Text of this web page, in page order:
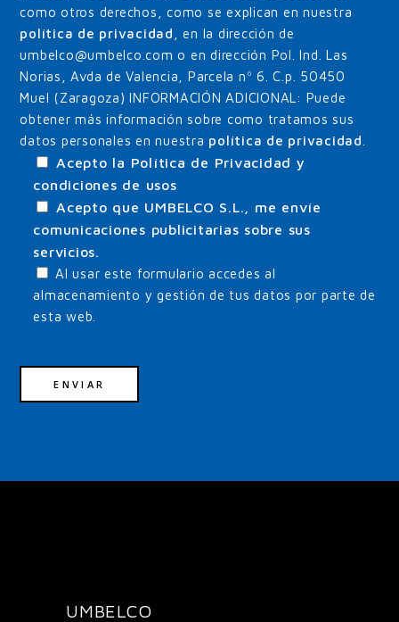
como otros derechos, como se explican en nuestra
política de privacidad
, en la dirección de
umbelco@umbelco.com o en dirección Pol. Ind. Las
Norias, Avda de Valencia, Parcela nº 6. C.p. 50450
Muel (Zaragoza) INFORMACIÓN ADICIONAL: Puede
obtener más información sobre como tratamos sus
datos personales en nuestra política de privacidad
Acepto la Política de Privacidad y
condiciones de usos
Acepto que UMBELCO S.L., me envíe
comunicaciones publicitarias sobre sus
servicios.
Al usar este formulario accedes al
almacenamiento y gestión de tus datos por parte de
esta web.
UMBELCO